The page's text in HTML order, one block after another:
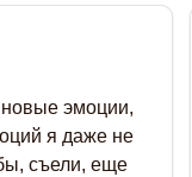
новые эмоции,
я даже не
съели, еще